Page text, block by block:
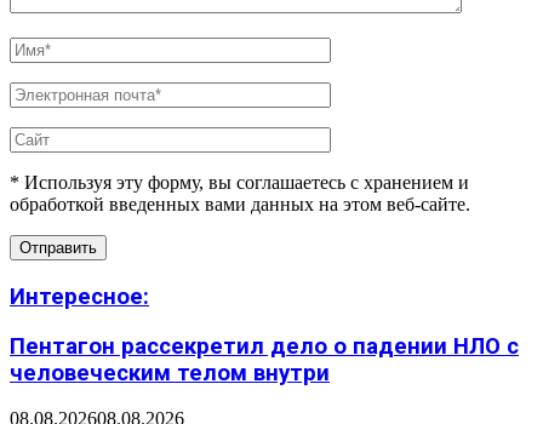
* Используя эту форму, вы соглашаетесь с хранением и
обработкой введенных вами данных на этом веб-сайте.
Интересное:
Пентагон рассекретил дело о падении НЛО с
человеческим телом внутри
08.08.202608.08.2026